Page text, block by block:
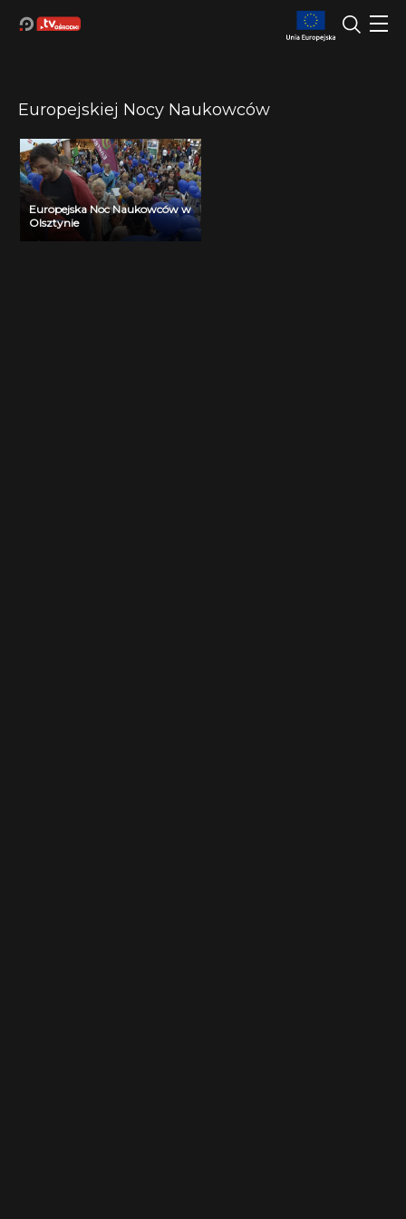
Europejskiej Nocy Naukowców
Europejska Noc Naukowców w
Olsztynie